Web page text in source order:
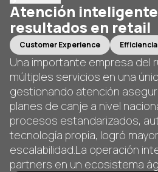
Atención
resultados en retail
Customer Experience Efficiencia
Una importante empresa del
múltiples servicios en una
gestionando atención
planes de canje a nivel
procesos estandarizados,
tecnología propia, logró
escalabilidad.La operación
partners en un ecosistema